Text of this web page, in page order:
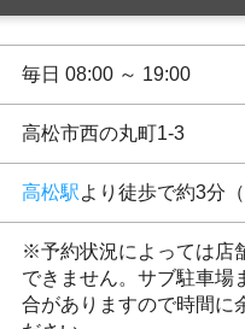
毎日 08:00 ～ 19:00
高松市西の丸町1-3
高松駅より徒歩で約3分（
※予約状況によっては店
できません。サブ駐車場
合がありますので時間に